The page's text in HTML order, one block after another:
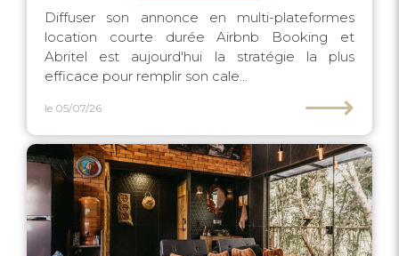
Diffuser son annonce en multi-plateformes
location courte durée Airbnb Booking et
Abritel est aujourd'hui la stratégie la plus
efficace pour remplir son cale...
le 05/07/26 ⟶